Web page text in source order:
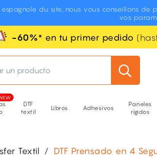
du site, nous vous conseillons de
vos
-60%* en tu primer pedido
un producto
DTF
textil
Libros Adhesivos
Paneles
rígidos
Textil / DTF Prensado en 4